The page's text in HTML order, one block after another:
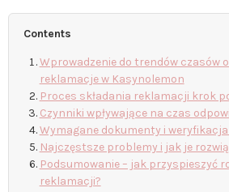
Contents
Wprowadzenie do trendów czasów
reklamacje w Kasynolemon
Proces składania reklamacji krok
Czynniki wpływające na czas
Wymagane dokumenty i weryfikacja
Najczęstsze problemy i jak je
Podsumowanie – jak przyspieszyć
reklamacji?